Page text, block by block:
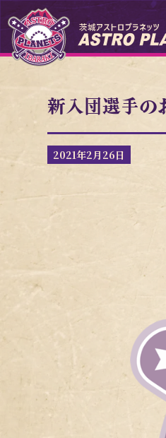
新入団選手の
2021年2月26日